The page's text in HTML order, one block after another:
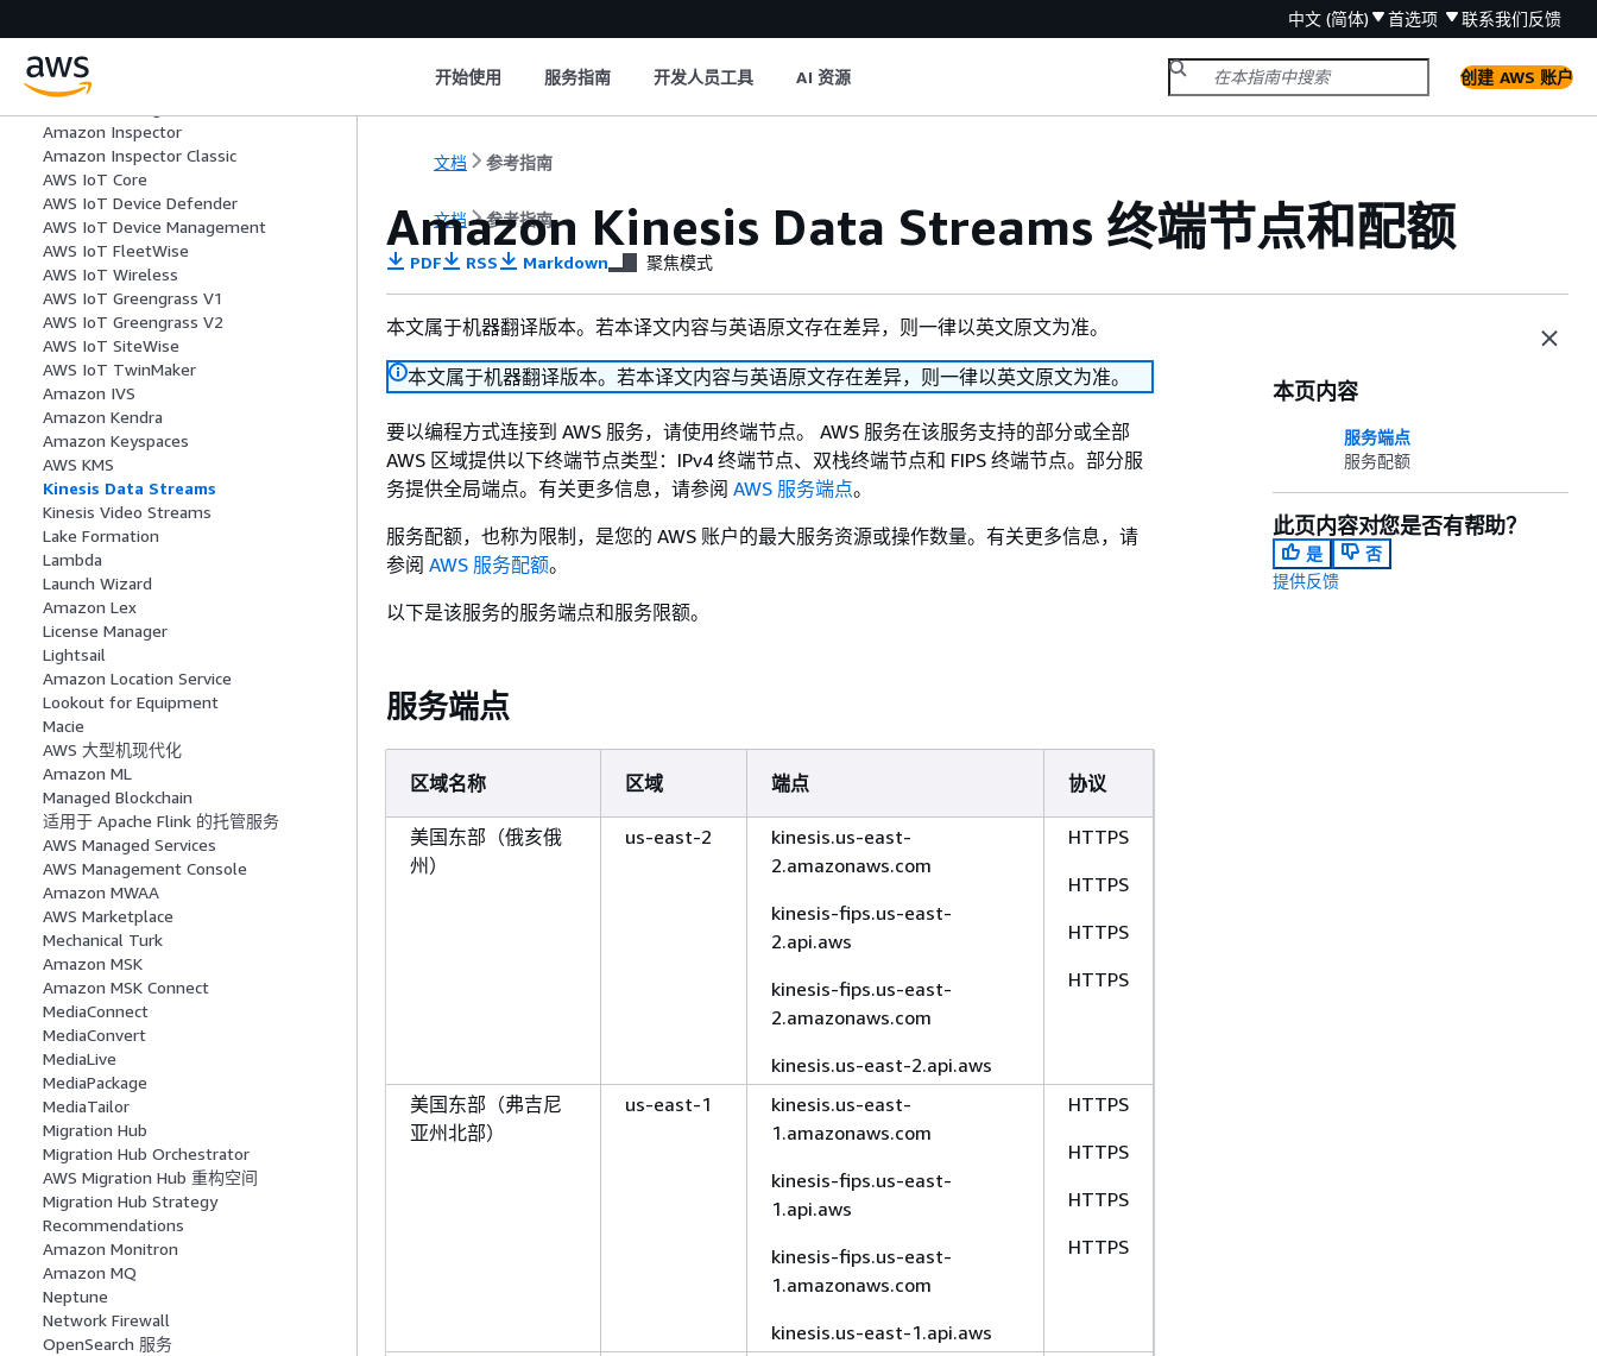
中文 (简体) 首选项 联系我们反馈
开始使用 服务指南 开发人员工具 AI 资源 创建 AWS 账户
IAM 访问分析器
IAM Identity Center
IAM Roles Anywhere
Amazon Inspector
Amazon Inspector Classic
AWS IoT Core
AWS IoT Device Defender
AWS IoT Device Management
AWS IoT FleetWise
AWS IoT Wireless
AWS IoT Greengrass V1
AWS IoT Greengrass V2
AWS IoT SiteWise
AWS IoT TwinMaker
Amazon IVS
Amazon Kendra
Amazon Keyspaces
AWS KMS
Kinesis Data Streams
Kinesis Video Streams
Lake Formation
Lambda
Launch Wizard
Amazon Lex
License Manager
Lightsail
Amazon Location Service
Lookout for Equipment
Macie
AWS 大型机现代化
Amazon ML
Managed Blockchain
适用于 Apache Flink 的托管服务
AWS Managed Services
AWS Management Console
Amazon MWAA
AWS Marketplace
Mechanical Turk
Amazon MSK
Amazon MSK Connect
MediaConnect
MediaConvert
MediaLive
MediaPackage
MediaTailor
Migration Hub
Migration Hub Orchestrator
AWS Migration Hub 重构空间
Migration Hub Strategy
Recommendations
Amazon Monitron
Amazon MQ
Neptune
Network Firewall
OpenSearch 服务
文档 参考指南
文档 参考指南
Amazon Kinesis Data Streams 终端节点和配额
PDF RSS Markdown 聚焦模式
本文属于机器翻译版本。若本译文内容与英语原文存在差异，则一律以英文原文为准。
本文属于机器翻译版本。若本译文内容与英语原文存在差异，则一律以英文原文为准。
要以编程方式连接到 AWS 服务，请使用终端节点。 AWS 服务在该服务支持的部分或全部
AWS 区域提供以下终端节点类型：IPv4 终端节点、双栈终端节点和 FIPS 终端节点。部分服
务提供全局端点。有关更多信息，请参阅 AWS 服务端点。
服务配额，也称为限制，是您的 AWS 账户的最大服务资源或操作数量。有关更多信息，请
参阅 AWS 服务配额。
以下是该服务的服务端点和服务限额。
服务端点
区域名称 区域 端点 协议
美国东部（俄亥俄
州）
us-east-2
kinesis.us-east-
2.amazonaws.com
kinesis-fips.us-east-
2.api.aws
kinesis-fips.us-east-
2.amazonaws.com
kinesis.us-east-2.api.aws
HTTPS
HTTPS
HTTPS
HTTPS
美国东部（弗吉尼
亚州北部）
us-east-1
kinesis.us-east-
1.amazonaws.com
kinesis-fips.us-east-
1.api.aws
kinesis-fips.us-east-
1.amazonaws.com
kinesis.us-east-1.api.aws
HTTPS
HTTPS
HTTPS
HTTPS
本页内容
服务端点
服务配额
此页内容对您是否有帮助？
是
否
提供反馈